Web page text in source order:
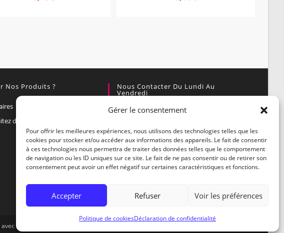
Gérer le consentement
Pour offrir les meilleures expériences, nous utilisons des technologies telles que les
cookies pour stocker et/ou accéder aux informations des appareils. Le fait de consentir
à ces technologies nous permettra de traiter des données telles que le comportement
de navigation ou les ID uniques sur ce site. Le fait de ne pas consentir ou de retirer son
consentement peut avoir un effet négatif sur certaines caractéristiques et fonctions.
Accepter Refuser Voir les préférences
Politique de cookiesDéclaration de confidentialité
Nos Produits ?
devenir un partenaire
Nous Contacter Du Lundi Au
Vendredi
Par courrier :
Par téléphone :
04.66.85.44.59